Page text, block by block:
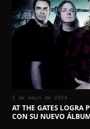
1 de mayo de 2026
AT THE GATES LOGRA
CON SU NUEVO